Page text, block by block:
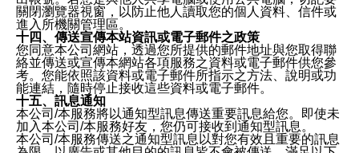
關閉瀏覽器視窗，以防止他人讀取您的個人資料、信件或
進入所機關管理區。
十四、傳送宣傳本站資訊或電子郵件之政策
您同意本公司網站，透過您所提供的郵件地址與您取得聯
絡並傳送或宣傳本網站各項服務之資料或電子郵件供您參
考。您能依照該資料或電子郵件所指示之方法、說明或功
能連結，隨時停止接收這些資料或電子郵件。
十五、訊息通知
本公司/本服務將以通知型訊息傳送重要訊息給您。即使未
加入本公司/本服務好友，您仍可接收到通知型訊息。
本公司/本服務傳送之通知型訊息以對您有效且重要的訊息